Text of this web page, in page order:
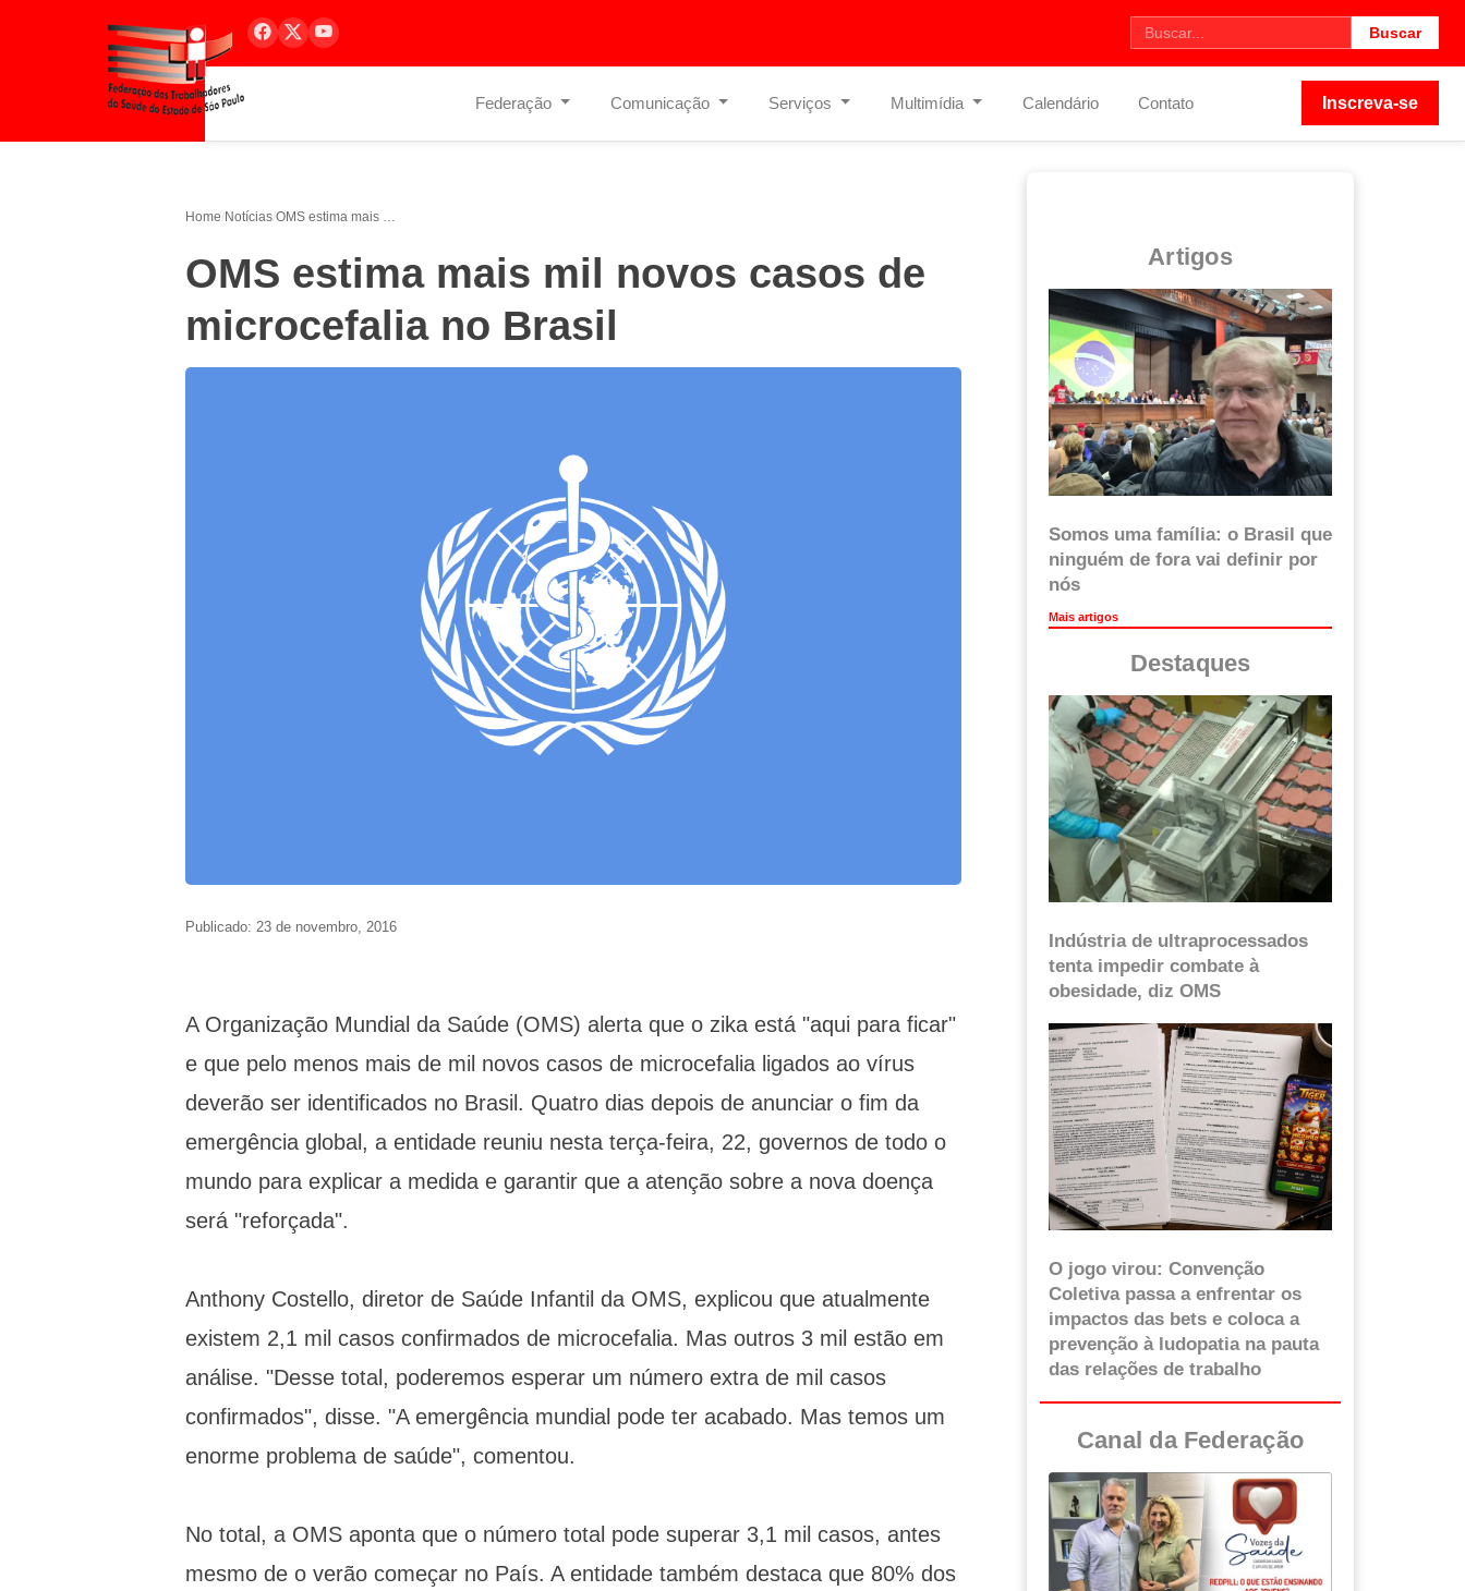
Buscar
Federação Comunicação Serviços Multimídia Calendário Contato Inscreva-se
Home/Notícias/ OMS estima mais mil novos casos de microcefalia no Brasil
OMS estima mais mil novos casos de
microcefalia no Brasil
Publicado: 23 de novembro, 2016
A Organização Mundial da Saúde (OMS) alerta que o zika está "aqui para ficar"
e que pelo menos mais de mil novos casos de microcefalia ligados ao vírus
deverão ser identificados no Brasil. Quatro dias depois de anunciar o fim da
emergência global, a entidade reuniu nesta terça-feira, 22, governos de todo o
mundo para explicar a medida e garantir que a atenção sobre a nova doença
será "reforçada".
Anthony Costello, diretor de Saúde Infantil da OMS, explicou que atualmente
existem 2,1 mil casos confirmados de microcefalia. Mas outros 3 mil estão em
análise. "Desse total, poderemos esperar um número extra de mil casos
confirmados", disse. "A emergência mundial pode ter acabado. Mas temos um
enorme problema de saúde", comentou.
No total, a OMS aponta que o número total pode superar 3,1 mil casos, antes
mesmo de o verão começar no País. A entidade também destaca que 80% dos
Artigos
Somos uma família: o Brasil que
ninguém de fora vai definir por
nós
Mais artigos
Destaques
Indústria de ultraprocessados
tenta impedir combate à
obesidade, diz OMS
O jogo virou: Convenção
Coletiva passa a enfrentar os
impactos das bets e coloca a
prevenção à ludopatia na pauta
das relações de trabalho
Canal da Federação